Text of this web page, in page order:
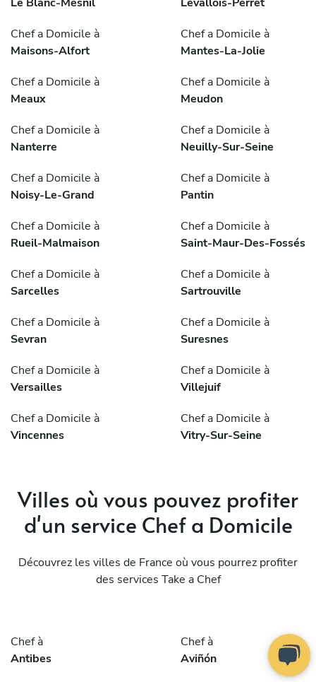
Chef a Domicile à
Maisons-Alfort
Chef a Domicile à
Mantes-La-Jolie
Chef a Domicile à
Meaux
Chef a Domicile à
Meudon
Chef a Domicile à
Nanterre
Chef a Domicile à
Neuilly-Sur-Seine
Chef a Domicile à
Noisy-Le-Grand
Chef a Domicile à
Pantin
Chef a Domicile à
Rueil-Malmaison
Chef a Domicile à
Saint-Maur-Des-Fossés
Chef a Domicile à
Sarcelles
Chef a Domicile à
Sartrouville
Chef a Domicile à
Sevran
Chef a Domicile à
Suresnes
Chef a Domicile à
Versailles
Chef a Domicile à
Villejuif
Chef a Domicile à
Vincennes
Chef a Domicile à
Vitry-Sur-Seine
Villes où vous pouvez profiter
d'un service Chef a Domicile
Découvrez les villes de France où vous pourrez profiter
des services Take a Chef
Chef à
Antibes
Chef à
Aviñón